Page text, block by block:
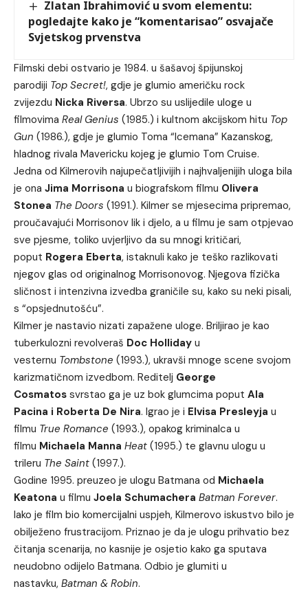
Zlatan Ibrahimović u svom elementu:
pogledajte kako je “komentarisao” osvajače
Svjetskog prvenstva
Filmski debi ostvario je 1984. u šašavoj špijunskoj
parodiji Top Secret!, gdje je glumio američku rock
zvijezdu Nicka Riversa. Ubrzo su uslijedile uloge u
filmovima Real Genius (1985.) i kultnom akcijskom hitu Top
Gun (1986.), gdje je glumio Toma “Icemana” Kazanskog,
hladnog rivala Mavericku kojeg je glumio Tom Cruise.
Jedna od Kilmerovih najupečatljivijih i najhvaljenijih uloga bila
je ona Jima Morrisona u biografskom filmu Olivera
Stonea The Doors (1991.). Kilmer se mjesecima pripremao,
proučavajući Morrisonov lik i djelo, a u filmu je sam otpjevao
sve pjesme, toliko uvjerljivo da su mnogi kritičari,
poput Rogera Eberta, istaknuli kako je teško razlikovati
njegov glas od originalnog Morrisonovog. Njegova fizička
sličnost i intenzivna izvedba graničile su, kako su neki pisali,
s “opsjednutošću”.
Kilmer je nastavio nizati zapažene uloge. Briljirao je kao
tuberkulozni revolveraš Doc Holliday u
vesternu Tombstone (1993.), ukravši mnoge scene svojom
karizmatičnom izvedbom. Reditelj George
Cosmatos svrstao ga je uz bok glumcima poput Ala
Pacina i Roberta De Nira. Igrao je i Elvisa Presleyja u
filmu True Romance (1993.), opakog kriminalca u
filmu Michaela Manna Heat (1995.) te glavnu ulogu u
trileru The Saint (1997.).
Godine 1995. preuzeo je ulogu Batmana od Michaela
Keatona u filmu Joela Schumachera Batman Forever.
Iako je film bio komercijalni uspjeh, Kilmerovo iskustvo bilo je
obilježeno frustracijom. Priznao je da je ulogu prihvatio bez
čitanja scenarija, no kasnije je osjetio kako ga sputava
neudobno odijelo Batmana. Odbio je glumiti u
nastavku, Batman & Robin.